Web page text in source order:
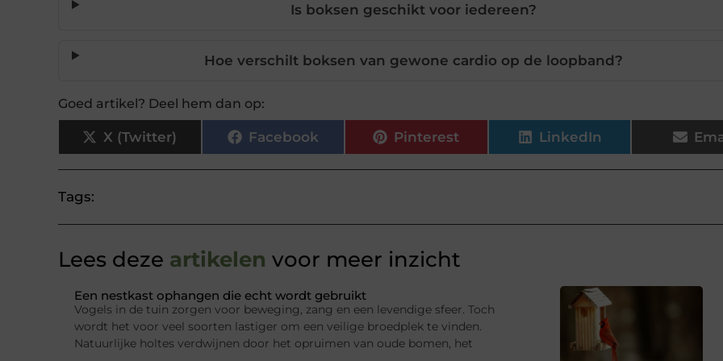
Is boksen geschikt voor iedereen?
Hoe verschilt boksen van gewone cardio op de loopband?
Goed artikel? Deel hem dan op:
X (Twitter) Facebook Pinterest LinkedIn
Tags:
Lees deze artikelen voor meer inzicht
Een nestkast ophangen die echt wordt gebruikt
Vogels in de tuin zorgen voor beweging, zang en een levendige sfeer. Toch
wordt het voor veel soorten lastiger om een veilige broedplek te vinden.
Natuurlijke holtes verdwijnen door het opruimen van oude bomen, het